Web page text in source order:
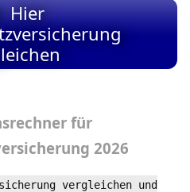
Hier
für
2026
vergleichen und